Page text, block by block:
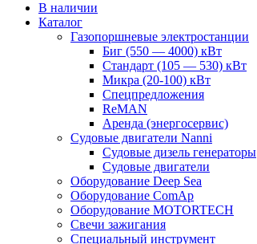
В наличии
Каталог
Газопоршневые электростанции
Биг (550 — 4000) кВт
Стандарт (105 — 530) кВт
Микра (20-100) кВт
Спецпредложения
ReMAN
Аренда (энергосервис)
Судовые двигатели Nanni
Судовые дизель генераторы
Судовые двигатели
Оборудование Deep Sea
Оборудование ComAp
Оборудование MOTORTECH
Свечи зажигания
Специальный инструмент